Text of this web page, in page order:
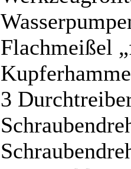
Flachmeißel
3